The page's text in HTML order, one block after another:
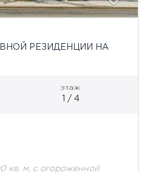
РЕЗИДЕНЦИИ НА
этаж
1 / 4
кв. м, с огороженной